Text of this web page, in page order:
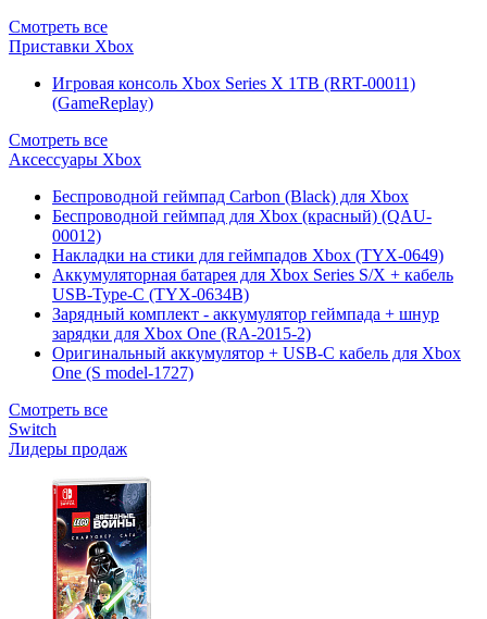
Смотреть все
Приставки Xbox
Игровая консоль Xbox Series X 1TB (RRT-00011)
(GameReplay)
Смотреть все
Аксессуары Xbox
Беспроводной геймпад Carbon (Black) для Xbox
Беспроводной геймпад для Xbox (красный) (QAU-
00012)
Накладки на стики для геймпадов Xbox (TYX-0649)
Аккумуляторная батарея для Xbox Series S/X + кабель
USB-Type-C (TYX-0634B)
Зарядный комплект - аккумулятор геймпада + шнур
зарядки для Xbox One (RA-2015-2)
Оригинальный аккумулятор + USB-C кабель для Xbox
One (S model-1727)
Смотреть все
Switch
Лидеры продаж